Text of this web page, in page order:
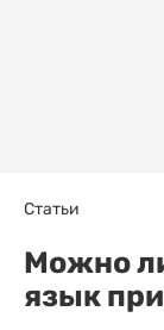
Статьи
Можно
язык